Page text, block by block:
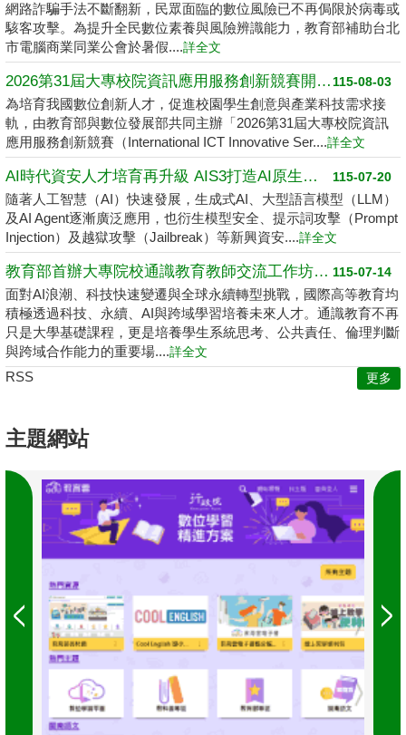
網路詐騙手法不斷翻新，民眾面臨的數位風險已不再侷限於病毒或
駭客攻擊。為提升全民數位素養與風險辨識能力，教育部補助台北
市電腦商業同業公會於暑假....詳全文
115-08-03
2026第31屆大專校院資訊應用服務創新競賽開跑了 請高中職以上學生踴躍報名
為培育我國數位創新人才，促進校園學生創意與產業科技需求接
軌，由教育部與數位發展部共同主辦「2026第31屆大專校院資訊
應用服務創新競賽（International ICT Innovative Ser....詳全文
115-07-20
AI時代資安人才培育再升級 AIS3打造AI原生資安學習環境
隨著人工智慧（AI）快速發展，生成式AI、大型語言模型（LLM）
及AI Agent逐漸廣泛應用，也衍生模型安全、提示詞攻擊（Prompt
Injection）及越獄攻擊（Jailbreak）等新興資安....詳全文
115-07-14
教育部首辦大專院校通識教育教師交流工作坊 邁向2050共創未來永續大學
面對AI浪潮、科技快速變遷與全球永續轉型挑戰，國際高等教育均
積極透過科技、永續、AI與跨域學習培養未來人才。通識教育不再
只是大學基礎課程，更是培養學生系統思考、公共責任、倫理判斷
與跨域合作能力的重要場....詳全文
RSS 更多
主題網站